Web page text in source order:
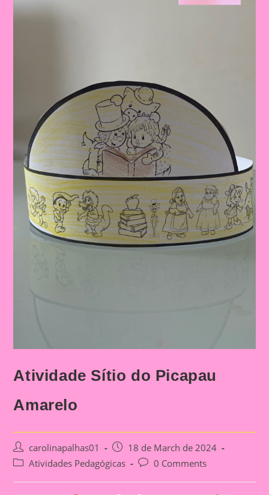
Atividade Sítio do Picapau
Amarelo
Post
author:
carolinapalhas01
Post
published:
18 de March de 2024
PostAtividades Pedagógicas
Post0 Comments